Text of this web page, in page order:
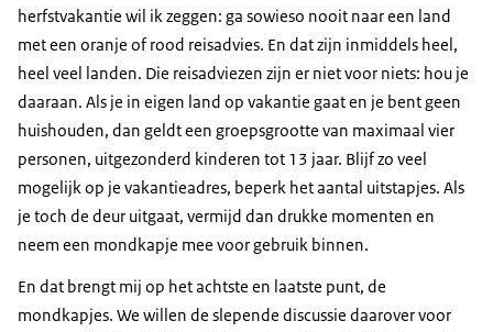
herfstvakantie wil ik zeggen: ga sowieso nooit naar een land
met een oranje of rood reisadvies. En dat zijn inmiddels heel,
heel veel landen. Die reisadviezen zijn er niet voor niets: hou je
daaraan. Als je in eigen land op vakantie gaat en je bent geen
huishouden, dan geldt een groepsgrootte van maximaal vier
personen, uitgezonderd kinderen tot 13 jaar. Blijf zo veel
mogelijk op je vakantieadres, beperk het aantal uitstapjes. Als
je toch de deur uitgaat, vermijd dan drukke momenten en
neem een mondkapje mee voor gebruik binnen.
En dat brengt mij op het achtste en laatste punt, de
mondkapjes. We willen de slepende discussie daarover voor